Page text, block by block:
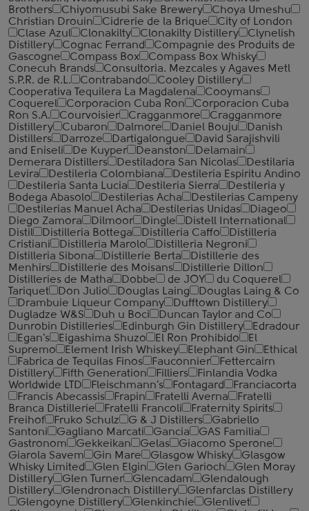
Brothers
Chiyomusubi Sake Brewery
Choya Umeshu
Christian Drouin
Cidrerie de la Brique
City of London
Clase Azul
Clonakilty Clonakilty Distillery
Clynelish
Distillery
Cognac Ferrand
Compagnie des Produits de
Gascogne
Compass Box
Compass Box Whisky
Conecuh Brands
Consultoria. Mezcales y Agaves Metl
S.P.R. de R.L.
Contrabando
Cooley Distillery
Cooperativa Tequilera La Magdalena
Cooymans
Coquerel
Corporacion Cuba Ron
Corporacion Cuba
Ron S.A.
Courvoisier Cragganmore
Cragganmore
Distillery
Cubaron Dalmore Daniel Bouju
Danish
Distillers
Darroze Dartigalongue
David Sarajishvili
and Eniseli
De Kuyper Deanston
Delamain
Demerara Distillers
Destiladora San Nicolas
Destilaria
Levira
Destileria Colombiana
Destileria Espiritu Andino
Destileria Santa Lucia
Destileria Sierra
Destileria y
Bodega Abasolo
Destilerias Acha
Destilerias Campeny
Destilerias Manuel Acha
Destilerias Unidas
Diageo
Diego Zamora
Dilmoor Dingle
Distell International
Distil
Distilleria Bottega Distilleria Caffo
Distilleria
Cristiani
Distilleria Marolo
Distilleria Negroni
Distilleria Sibona
Distillerie Berta
Distillerie des
Menhirs
Distillerie des Moisans
Distillerie Dillon
Distilleries de Matha
Dobbe de JOY
du Coquerel
Tariquet
Don Julio Douglas Laing
Douglas Laing & Co
Drambuie Liqueur Company
Dufftown Distillery
Dugladze W&S
Duh u Boci
Duncan Taylor and Co
Dunrobin Distilleries
Edinburgh Gin Distillery
Edradour
Egan's
Eigashima Shuzo El Ron Prohibido
El
Supremo
Element Irish Whiskey Elephant Gin
Ethical
Fabrica de Tequilas Finos
Fauconnier
Fettercairn
Distillery
Fifth Generation Filliers
Finlandia Vodka
Worldwide LTD
Fleischmann's Fontagard
Franciacorta
Francis Abecassis
Frapin Fratelli Averna
Fratelli
Branca Distillerie
Fratelli ‎Francoli
Fraternity Spirits
Freihof
Fruko Schulz G & J Distillers
Gabriello
Santoni
Gagliano Marcati Gancia
GAS Familia
Gastronom
Gekkeikan Gelas
Giacomo Sperone
Giarola Savem
Gin Mare Glasgow Whisky
Glasgow
Whisky Limited
Glen Elgin Glen Garioch
Glen Moray
Distillery
Glen Turner Glencadam
Glendalough
Distillery
Glendronach Distillery
Glenfarclas Distillery
Glengoyne Distillery
Glenkinchie
Glenlivet